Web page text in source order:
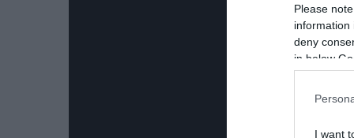
Please
information
deny
in below
I want